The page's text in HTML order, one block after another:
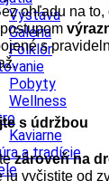
Výstava
Galéria
Folklór
Pobyty
Wellness
Kaviarne
a tradície
ohľadu na to,
s
s údržbou
zároveň na
ju vyčistite od